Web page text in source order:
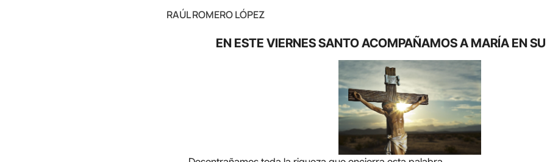
RAÚL ROMERO LÓPEZ
EN ESTE VIERNES SANTO ACOMPAÑAMOS A MARÍA EN